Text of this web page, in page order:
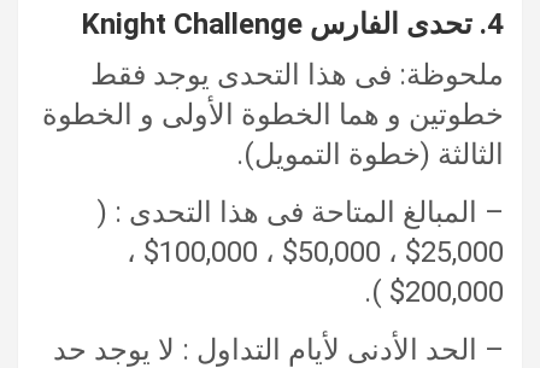
4. تحدى الفارس Knight Challenge
ملحوظة: فى هذا التحدى يوجد فقط
خطوتين و هما الخطوة الأولى و الخطوة
الثالثة (خطوة التمويل).
– المبالغ المتاحة فى هذا التحدى : (
25,000$ ، 50,000$ ، 100,000$ ،
200,000$ ).
– الحد الأدنى لأيام التداول : لا يوجد حد